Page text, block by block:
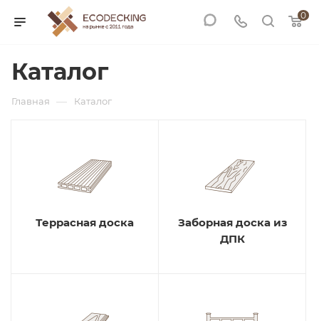
0
Каталог
Главная — Каталог
Террасная доска
Заборная доска из
ДПК